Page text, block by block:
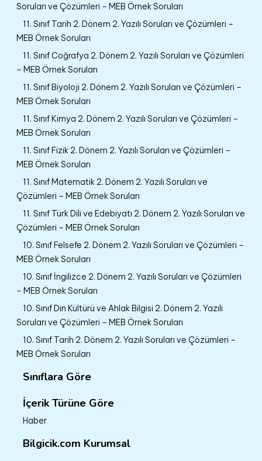
Soruları ve Çözümleri – MEB Örnek Soruları
11. Sınıf Tarih 2. Dönem 2. Yazılı Soruları ve Çözümleri –
MEB Örnek Soruları
11. Sınıf Coğrafya 2. Dönem 2. Yazılı Soruları ve Çözümleri
– MEB Örnek Soruları
11. Sınıf Biyoloji 2. Dönem 2. Yazılı Soruları ve Çözümleri –
MEB Örnek Soruları
11. Sınıf Kimya 2. Dönem 2. Yazılı Soruları ve Çözümleri –
MEB Örnek Soruları
11. Sınıf Fizik 2. Dönem 2. Yazılı Soruları ve Çözümleri –
MEB Örnek Soruları
11. Sınıf Matematik 2. Dönem 2. Yazılı Soruları ve
Çözümleri – MEB Örnek Soruları
11. Sınıf Türk Dili ve Edebiyatı 2. Dönem 2. Yazılı Soruları ve
Çözümleri – MEB Örnek Soruları
10. Sınıf Felsefe 2. Dönem 2. Yazılı Soruları ve Çözümleri –
MEB Örnek Soruları
10. Sınıf İngilizce 2. Dönem 2. Yazılı Soruları ve Çözümleri
– MEB Örnek Soruları
10. Sınıf Din Kültürü ve Ahlak Bilgisi 2. Dönem 2. Yazılı
Soruları ve Çözümleri – MEB Örnek Soruları
10. Sınıf Tarih 2. Dönem 2. Yazılı Soruları ve Çözümleri –
MEB Örnek Soruları
Sınıflara Göre
İçerik Türüne Göre
Haber
Bilgicik.com Kurumsal